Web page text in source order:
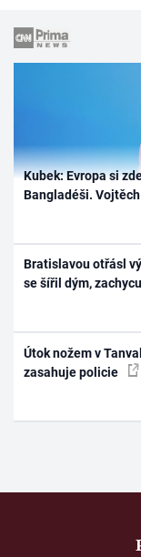
Kubek: Evropa si
Bangladéši.
Bratislavou otřásl
se šířil dým,
Útok nožem v
zasahuje policie